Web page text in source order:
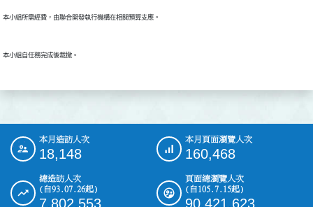
本小組所需經費，由聯合開發執行機構在相關預算支應。
本小組自任務完成後裁撤。
::: 本月造訪人次
18,148
本月頁面瀏覽人次
160,468
總造訪人次
(自93.07.26起)
7,802,553
頁面總瀏覽人次
(自105.7.15起)
90,421,623